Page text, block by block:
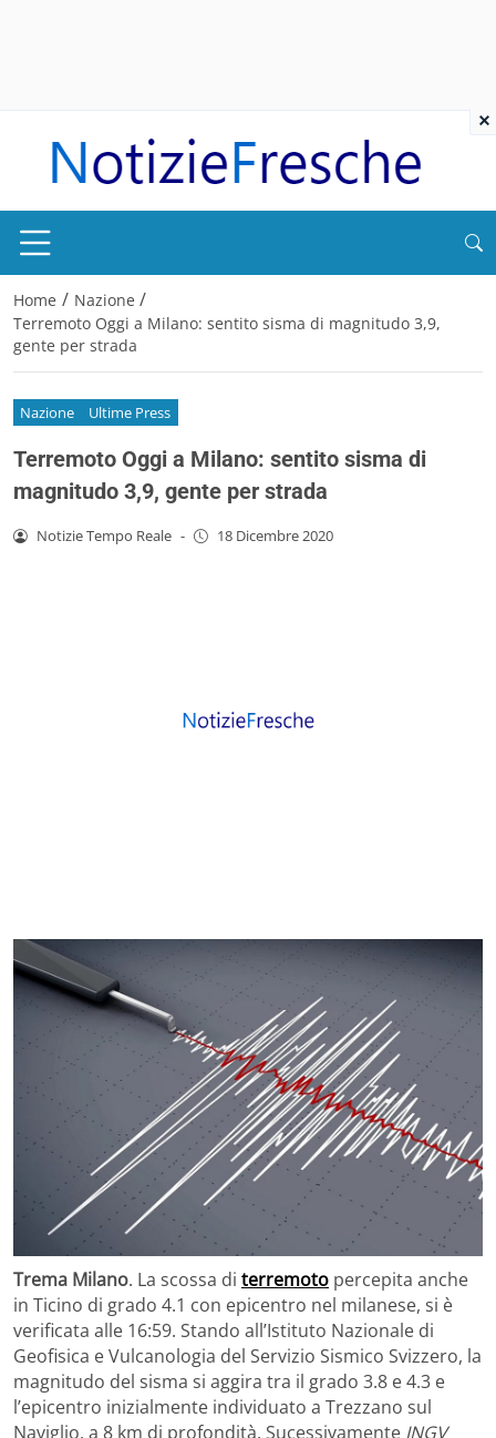
Home / Nazione /
Terremoto Oggi a Milano: sentito sisma di magnitudo 3,9,
gente per strada
Nazione Ultime Press
Terremoto Oggi a Milano: sentito sisma di
magnitudo 3,9, gente per strada
Notizie Tempo Reale - 18 Dicembre 2020
Trema Milano. La scossa di terremoto percepita anche
in Ticino di grado 4.1 con epicentro nel milanese, si è
verificata alle 16:59. Stando all’Istituto Nazionale di
Geofisica e Vulcanologia del Servizio Sismico Svizzero, la
magnitudo del sisma si aggira tra il grado 3.8 e 4.3 e
l’epicentro inizialmente individuato a Trezzano sul
Naviglio, a 8 km di profondità. Sucessivamente INGV
×